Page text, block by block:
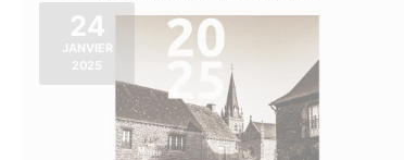
24
JANVIER
2025